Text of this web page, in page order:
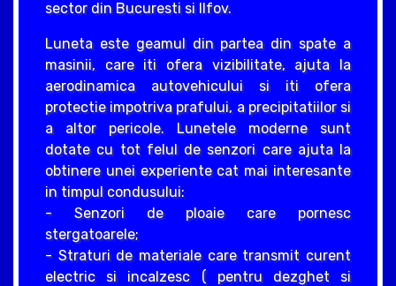
sector din Bucuresti si Ilfov.
Luneta este geamul din partea din spate a
masinii, care iti ofera vizibilitate, ajuta la
aerodinamica autovehicului si iti ofera
protectie impotriva prafului, a precipitatiilor si
a altor pericole. Lunetele moderne sunt
dotate cu tot felul de senzori care ajuta la
obtinere unei experiente cat mai interesante
in timpul condusului:
- Senzori de ploaie care pornesc
stergatoarele;
- Straturi de materiale care transmit curent
electric si incalzesc ( pentru dezghet si